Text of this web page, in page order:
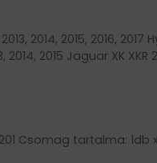
2014, 2015, 2016, 2017
2015 Jaguar XK XKR
201 Csomag tartalma: